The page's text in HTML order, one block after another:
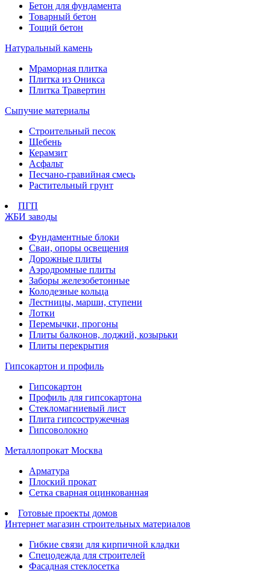
Бетон для фундамента
Товарный бетон
Тощий бетон
Натуральный камень
Мраморная плитка
Плитка из Оникса
Плитка Травертин
Сыпучие материалы
Строительный песок
Щебень
Керамзит
Асфальт
Песчано-гравийная смесь
Растительный грунт
ПГП
ЖБИ заводы
Фундаментные блоки
Сваи, опоры освещения
Дорожные плиты
Аэродромные плиты
Заборы железобетонные
Колодезные кольца
Лестницы, марши, ступени
Лотки
Перемычки, прогоны
Плиты балконов, лоджий, козырьки
Плиты перекрытия
Гипсокартон и профиль
Гипсокартон
Профиль для гипсокартона
Стекломагниевый лист
Плита гипсостружечная
Гипсоволокно
Металлопрокат Москва
Арматура
Плоский прокат
Сетка сварная оцинкованная
Готовые проекты домов
Интернет магазин строительных материалов
Гибкие связи для кирпичной кладки
Спецодежда для строителей
Фасадная стеклосетка